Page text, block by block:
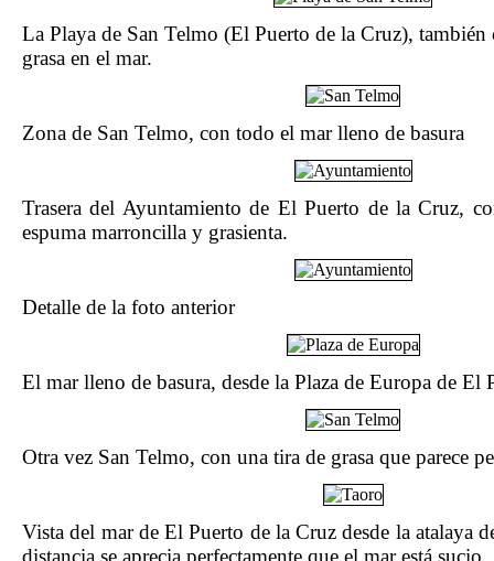
La Playa de San Telmo (El Puerto de la Cruz), también
grasa en el mar.
Zona de San Telmo, con todo el mar lleno de basura
Trasera del Ayuntamiento de El Puerto de la Cruz,
espuma marroncilla y grasienta.
Detalle de la foto anterior
El mar lleno de basura, desde la Plaza de Europa de El
Otra vez San Telmo, con una tira de grasa que parece
Vista del mar de El Puerto de la Cruz desde la atalaya
distancia se aprecia perfectamente que el mar está sucio.